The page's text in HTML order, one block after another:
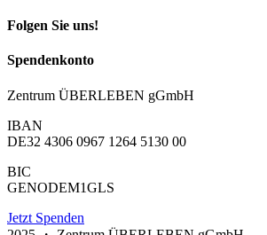
Folgen Sie uns!
Spendenkonto
Zentrum ÜBERLEBEN gGmbH
IBAN
DE32 4306 0967 1264 5130 00
BIC
GENODEM1GLS
Jetzt Spenden